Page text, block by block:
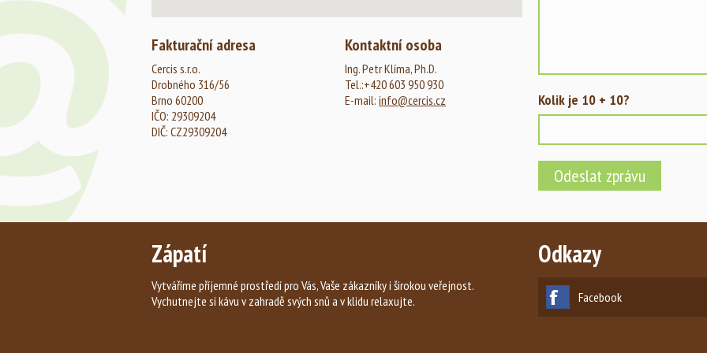
Fakturační adresa
Cercis s.r.o.
Drobného 316/56
Brno 60200
IČO: 29309204
DIČ: CZ29309204
Kontaktní osoba
Ing. Petr Klíma, Ph.D.
Tel.:+420 603 950 930
E-mail: info@cercis.cz Kolik je 10 + 10?
Zápatí
Vytváříme příjemné prostředí pro Vás, Vaše zákazníky i širokou veřejnost.
Vychutnejte si kávu v zahradě svých snů a v klidu relaxujte.
Odkazy
Facebook